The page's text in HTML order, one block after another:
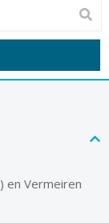
en Vermeiren